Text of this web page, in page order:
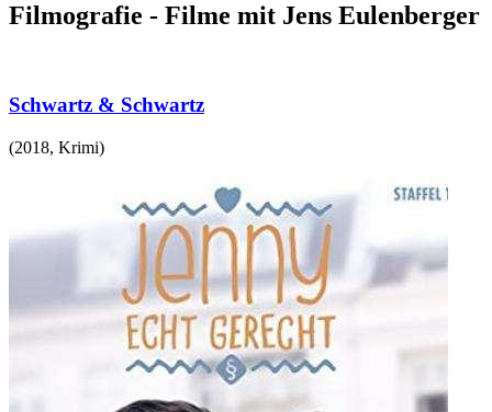
Filmografie - Filme mit Jens Eulenberger
Schwartz & Schwartz
(2018, Krimi)